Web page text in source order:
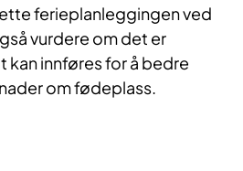
ferieplanleggingen ved
vurdere om det er
kan innføres for å bedre
om fødeplass.